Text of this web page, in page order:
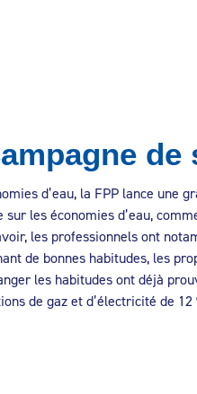
d’eau, la FPP lance
les économies d’eau,
les professionnels ont
de bonnes habitudes, les
les habitudes ont déjà
de gaz et d’électricité de